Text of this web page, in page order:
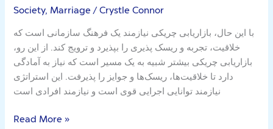
Society, Marriage/Crystle Connor
با این حال، بازاریابی چریکی نیازمند یک فرهنگ سازمانی است که
خلاقیت، تجربه و ریسک پذیری را بپذیرد و ترویج کند. از این رو،
بازاریابی چریکی بیشتر شبیه به یک مسیر است که نیاز به آمادگی
دارد تا خلاقیت‌ها، ریسک‌ها و جوایز را پذیرفت. این استراتژی
نیازمند توانایی اجرایی قوی است و نیازمند افرادی است
Of
Time
About
مشاور
سئو
Read More »